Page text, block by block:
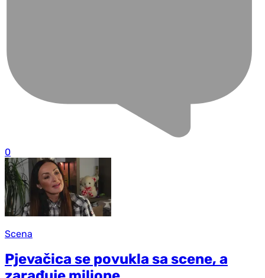
0
Scena
Pjevačica se povukla sa scene, a